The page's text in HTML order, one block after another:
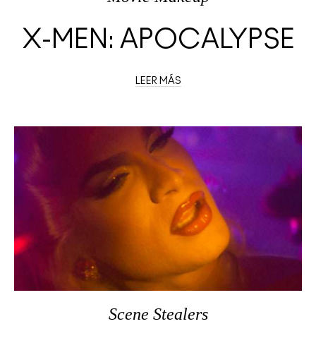
X-MEN: APOCALYPSE
LEER MÁS
Scene Stealers